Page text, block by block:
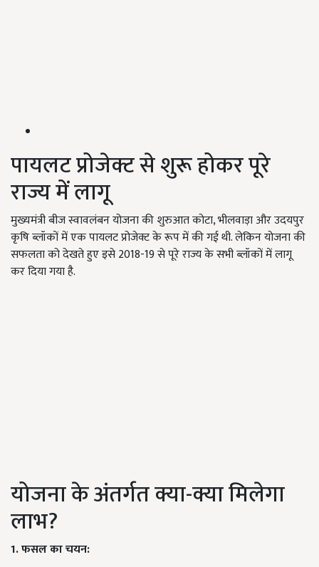
पायलट प्रोजेक्ट से शुरू होकर पूरे
राज्य में लागू
मुख्यमंत्री बीज स्वावलंबन योजना की शुरुआत कोटा, भीलवाड़ा और उदयपुर
कृषि ब्लॉकों में एक पायलट प्रोजेक्ट के रूप में की गई थी. लेकिन योजना की
सफलता को देखते हुए इसे 2018-19 से पूरे राज्य के सभी ब्लॉकों में लागू
कर दिया गया है.
योजना के अंतर्गत क्या-क्या मिलेगा
लाभ?
1. फसल का चयन: